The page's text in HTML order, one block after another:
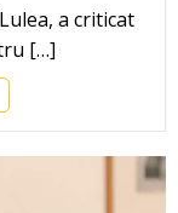
a criticat
[…]